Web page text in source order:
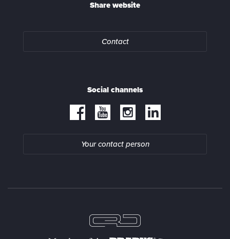
Share website
Contact
Social channels
Your contact person